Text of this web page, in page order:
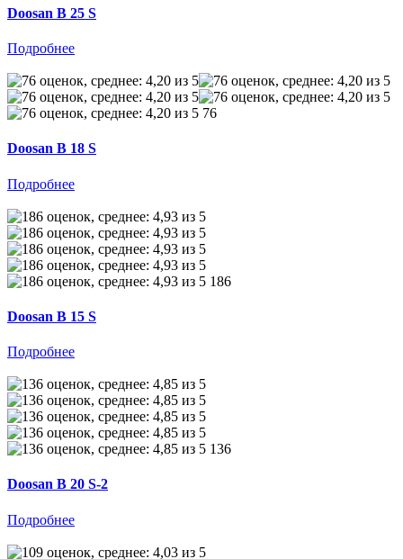
Doosan B 25 S
Подробнее
76
Doosan B 18 S
Подробнее
186
Doosan B 15 S
Подробнее
136
Doosan B 20 S-2
Подробнее